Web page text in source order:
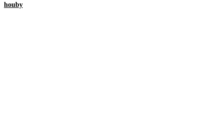
houby